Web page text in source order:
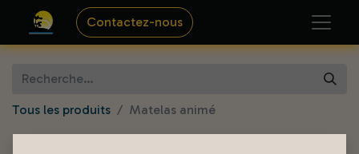
Contactez-nous
Tous les produits Matelas animé